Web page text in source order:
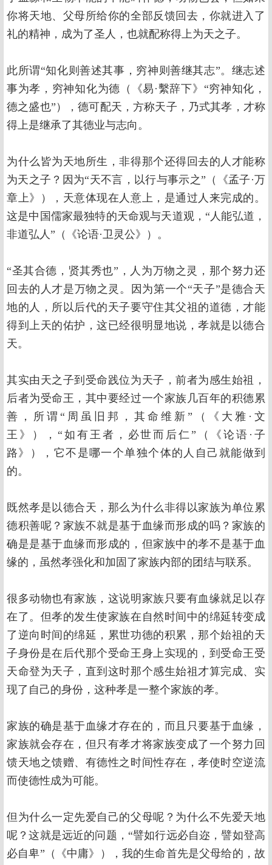
你将天地、父母所给你的全部反馈回去，你就进入了
礼的精神，成为了圣人，也就配称得上为天之子。
此所谓“知化则善述其事，穷神则善继其志”。继志述
事为孝，穷神知化为德（《易·繫辞下》“穷神知化，
德之盛也”），德可配天，方称天子，乃式其孝，才称
得上是继承了其德业与志向。
为什么皆为天地所生，非得那个还得回去的人才能称
为天之子？因为“天不言，以行与事示之”（《孟子·万
章上》），天意体现在人意上，是通过人来完成的。
这是中国儒家最独特的天命观与天道观，“人能弘道，
非道弘人”（《论语·卫灵公》）。
“圣其合德，贤其秀也”，人为万物之灵，那个努力还
回去的人才是万物之灵。因为第一个“天子”是德合天
地的人，所以后代的天子要守住其父祖的道德，才能
得到上天的佑护，这已经很明显地说，孝就是以德合
天。
其实由天之子到受命践位为天子，前者为感生始祖，
后者为受命王，其中要经过一个家族几百年的积德累
善，所谓“周虽旧邦，其命维新”（《大雅·文
王》），“如有王者，必世而后仁”（《论语·子
路》），它不是哪一个单独个体的人自己就能做到
的。
既然孝是以德合天，那么为什么非得以家族为单位累
德积善呢？家族不就是基于血缘而形成的吗？家族的
确是是基于血缘而形成的，但家族中的孝不是基于血
缘的，虽然孝强化和加固了家族内部的团结与联系。
很多动物也有家族，这说明家族只要有血缘就足以存
在了。但孝的发生使家族在自然时间中的绵延转变成
了逆向时间的绵延，累世功德的积累，那个始祖的天
子身份是在后代那个受命王身上实现的，到受命王受
天命登为天子，直到这时那个感生始祖才算完成、实
现了自己的身份，这种孝是一整个家族的孝。
家族的确是基于血缘才存在的，而且只要基于血缘，
家族就会存在，但只有孝才将家族变成了一个努力回
馈天地之馈赠、有德性之时间性存在，孝使时空逆流
而使德性成为可能。
但为什么一定先爱自己的父母呢？为什么不先爱天地
呢？这就是远近的问题，“譬如行远必自迩，譬如登高
必自卑”（《中庸》），我的生命首先是父母给的，故